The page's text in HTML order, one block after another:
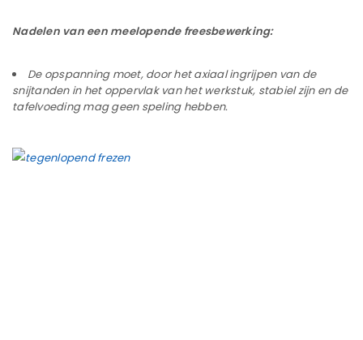
Nadelen van een meelopende freesbewerking:
De opspanning moet, door het axiaal ingrijpen van de
snijtanden in het oppervlak van het werkstuk, stabiel zijn en de
tafelvoeding mag geen speling hebben.